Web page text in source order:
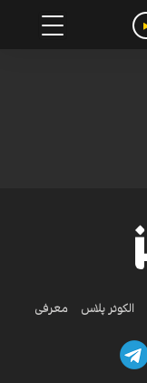
الکوثر پلاس
معرفی